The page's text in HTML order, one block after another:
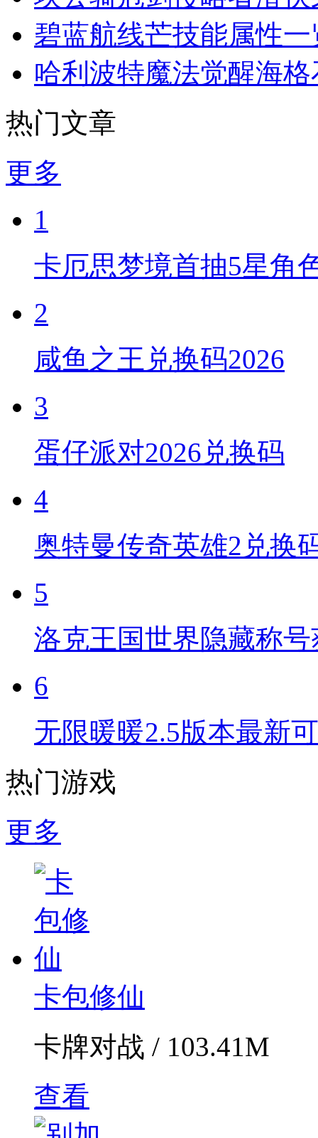
碧蓝航线芒技能属性一
哈利波特魔法觉醒海
热门文章
更多
1
卡厄思梦境首抽5星角
2
咸鱼之王兑换码2026
3
蛋仔派对2026兑换码
4
奥特曼传奇英雄2兑换
5
洛克王国世界隐藏称
6
无限暖暖2.5版本最新
热门游戏
更多
卡包修仙
卡牌对战 / 103.41M
查看